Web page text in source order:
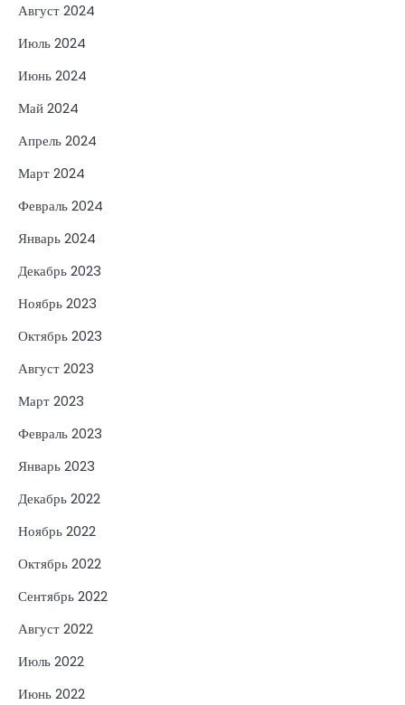
Август 2024
Июль 2024
Июнь 2024
Май 2024
Апрель 2024
Март 2024
Февраль 2024
Январь 2024
Декабрь 2023
Ноябрь 2023
Октябрь 2023
Август 2023
Март 2023
Февраль 2023
Январь 2023
Декабрь 2022
Ноябрь 2022
Октябрь 2022
Сентябрь 2022
Август 2022
Июль 2022
Июнь 2022